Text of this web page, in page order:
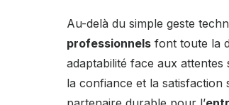
Au-delà du simple geste
professionnels font toute la
adaptabilité face aux
la confiance et la